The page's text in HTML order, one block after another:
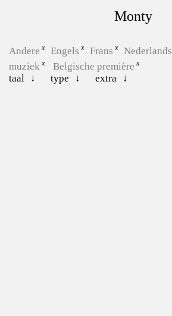
Monty
Andere Engels Frans Nederlands
muziek
Belgische première
taal
type extra